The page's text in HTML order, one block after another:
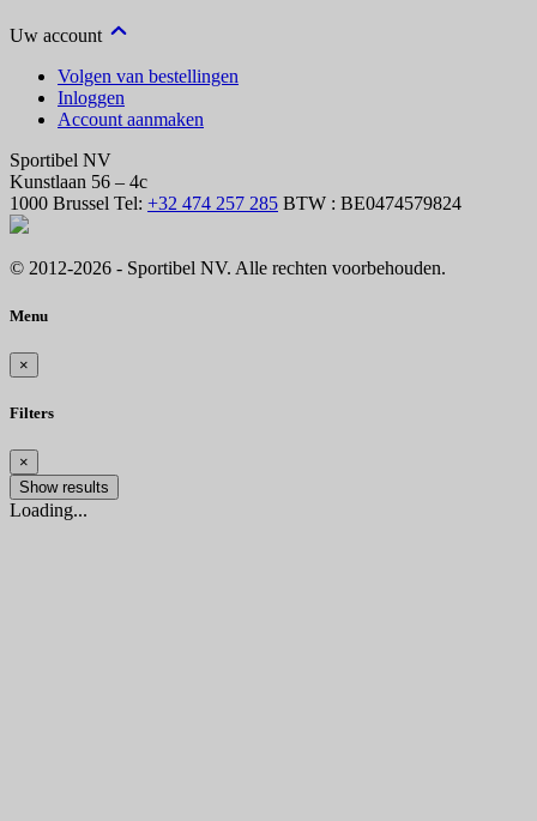
Uw account
Volgen van bestellingen
Inloggen
Account aanmaken
Sportibel NV
Kunstlaan 56 – 4c
1000 Brussel Tel: +32 474 257 285 BTW : BE0474579824
© 2012-2026 - Sportibel NV. Alle rechten voorbehouden.
Menu
×
Filters
×
Show results
Loading...